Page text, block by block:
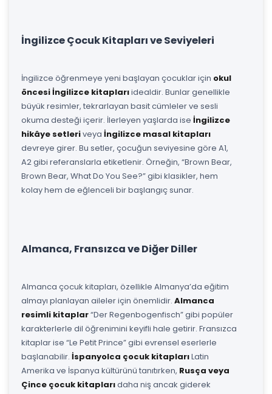
İngilizce Çocuk Kitapları ve Seviyeleri
İngilizce öğrenmeye yeni başlayan çocuklar için okul
öncesi İngilizce kitaplarıidealdir. Bunlar genellikle
büyük resimler, tekrarlayan basit cümleler ve sesli
okuma desteği içerir. İlerleyen yaşlarda ise İngilizce
hikâye setleriveya İngilizce masal kitapları
devreye girer. Bu setler, çocuğun seviyesine göre A1,
A2 gibi referanslarla etiketlenir. Örneğin, “Brown Bear,
Brown Bear, What Do You See?” gibi klasikler, hem
kolay hem de eğlenceli bir başlangıç sunar.
Almanca, Fransızca ve Diğer Diller
Almanca çocuk kitapları, özellikle Almanya’da eğitim
almayı planlayan aileler için önemlidir. Almanca
resimli kitaplar“Der Regenbogenfisch” gibi popüler
karakterlerle dil öğrenimini keyifli hale getirir. Fransızca
kitaplar ise “Le Petit Prince” gibi evrensel eserlerle
başlanabilir. İspanyolca çocuk kitaplarıLatin
Amerika ve İspanya kültürünü tanıtırken, Rusça veya
Çince çocuk kitaplarıdaha niş ancak giderek